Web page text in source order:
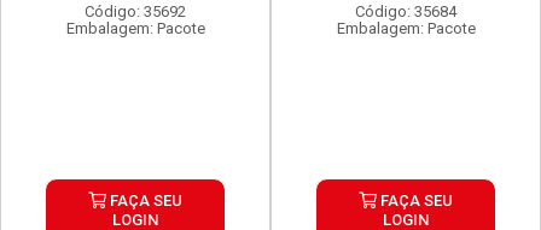
Código: 35692
Embalagem: Pacote
FAÇA SEU
LOGIN
Código: 35684
Embalagem: Pacote
FAÇA SEU
LOGIN